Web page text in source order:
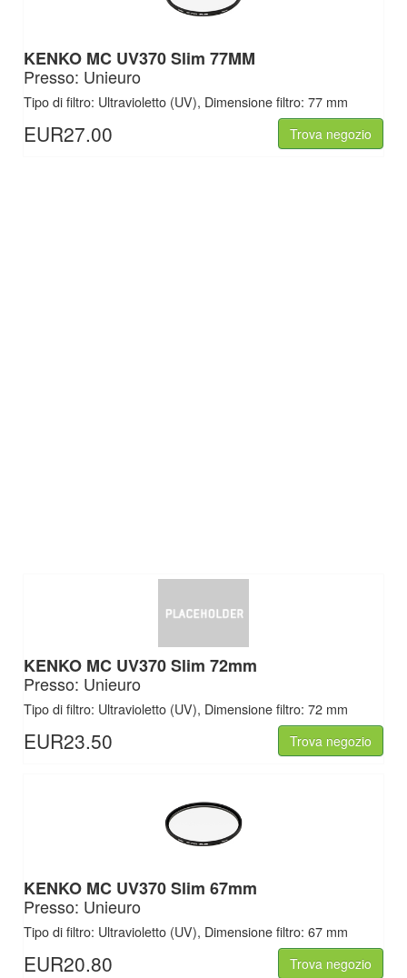
KENKO MC UV370 Slim 77MM
Presso: Unieuro
Tipo di filtro: Ultravioletto (UV), Dimensione filtro: 77 mm
EUR27.00 Trova negozio
KENKO MC UV370 Slim 72mm
Presso: Unieuro
Tipo di filtro: Ultravioletto (UV), Dimensione filtro: 72 mm
EUR23.50 Trova negozio
KENKO MC UV370 Slim 67mm
Presso: Unieuro
Tipo di filtro: Ultravioletto (UV), Dimensione filtro: 67 mm
EUR20.80 Trova negozio